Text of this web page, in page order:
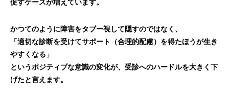
促すケースが増えています。
かつてのように障害をタブー視して隠すのではなく、
「適切な診断を受けてサポート（合理的配慮）を得たほうが生き
やすくなる」
というポジティブな意識の変化が、受診へのハードルを大きく下
げたと言えます。